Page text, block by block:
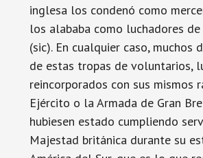
inglesa los condenó como
los alababa como luchadores
(sic). En cualquier caso, muchos
de estas tropas de voluntarios,
reincorporados con sus mismos
Ejército o la Armada de Gran
hubiesen estado cumpliendo
Majestad británica durante su